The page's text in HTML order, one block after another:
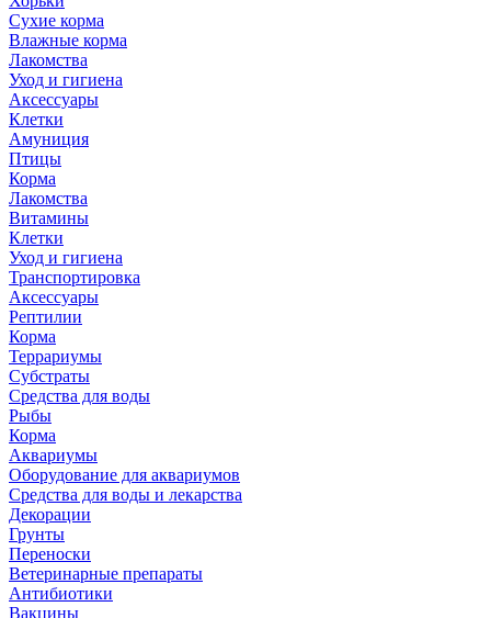
Сухие корма
Влажные корма
Лакомства
Уход и гигиена
Аксессуары
Клетки
Амуниция
Птицы
Корма
Лакомства
Витамины
Клетки
Уход и гигиена
Транспортировка
Аксессуары
Рептилии
Корма
Террариумы
Субстраты
Средства для воды
Рыбы
Корма
Аквариумы
Оборудование для аквариумов
Средства для воды и лекарства
Декорации
Грунты
Переноски
Ветеринарные препараты
Антибиотики
Вакцины